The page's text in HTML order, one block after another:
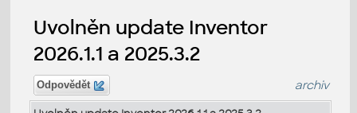
Uvolněn update Inventor
2026.1.1 a 2025.3.2
Odpovědět archiv